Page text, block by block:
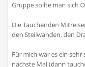
Gruppe sollte man sich
Die Tauchenden
den Steilwänden, den
Für mich war es ein
nächste Mal (dann